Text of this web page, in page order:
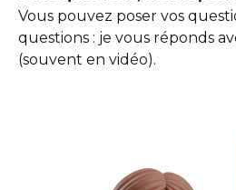
Vous pouvez poser vos
questions : je vous réponds
(souvent en vidéo).